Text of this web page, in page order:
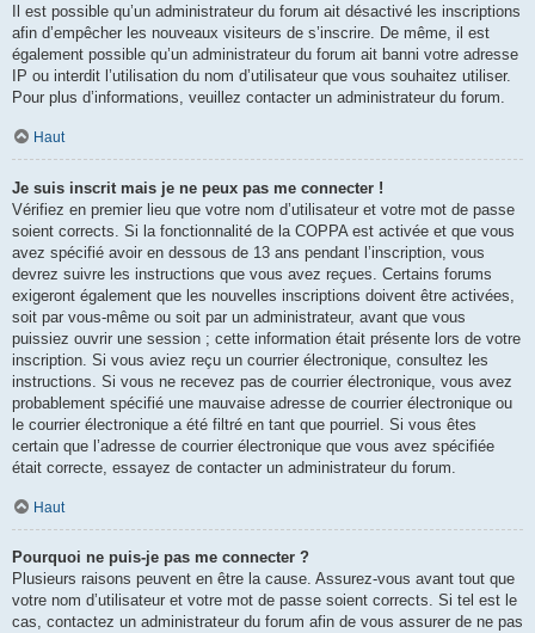
Il est possible qu’un administrateur du forum ait désactivé les inscriptions
afin d’empêcher les nouveaux visiteurs de s’inscrire. De même, il est
également possible qu’un administrateur du forum ait banni votre adresse
IP ou interdit l’utilisation du nom d’utilisateur que vous souhaitez utiliser.
Pour plus d’informations, veuillez contacter un administrateur du forum.
Haut
Je suis inscrit mais je ne peux pas me connecter !
Vérifiez en premier lieu que votre nom d’utilisateur et votre mot de passe
soient corrects. Si la fonctionnalité de la COPPA est activée et que vous
avez spécifié avoir en dessous de 13 ans pendant l’inscription, vous
devrez suivre les instructions que vous avez reçues. Certains forums
exigeront également que les nouvelles inscriptions doivent être activées,
soit par vous-même ou soit par un administrateur, avant que vous
puissiez ouvrir une session ; cette information était présente lors de votre
inscription. Si vous aviez reçu un courrier électronique, consultez les
instructions. Si vous ne recevez pas de courrier électronique, vous avez
probablement spécifié une mauvaise adresse de courrier électronique ou
le courrier électronique a été filtré en tant que pourriel. Si vous êtes
certain que l’adresse de courrier électronique que vous avez spécifiée
était correcte, essayez de contacter un administrateur du forum.
Haut
Pourquoi ne puis-je pas me connecter ?
Plusieurs raisons peuvent en être la cause. Assurez-vous avant tout que
votre nom d’utilisateur et votre mot de passe soient corrects. Si tel est le
cas, contactez un administrateur du forum afin de vous assurer de ne pas